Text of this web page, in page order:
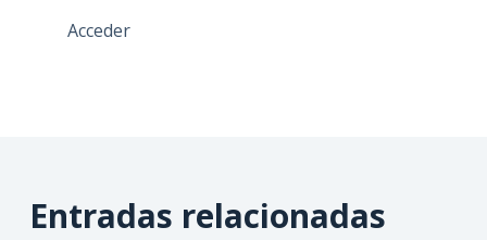
Acceder
Entradas relacionadas